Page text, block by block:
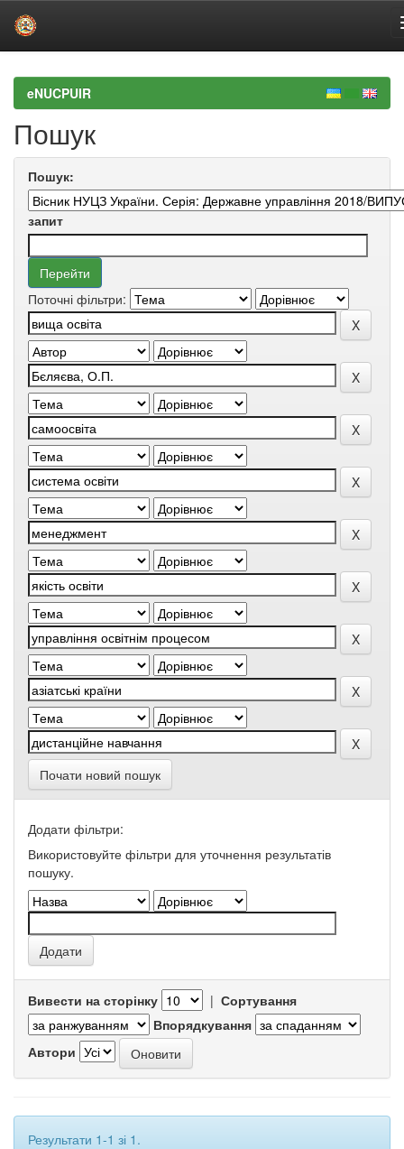
navigationeNUCPUIR
Пошук
Пошук:
запит
Поточні фільтри:
Почати новий пошук
Додати фільтри:
Використовуйте фільтри для уточнення результатів
пошуку.
Вивести на сторінку | Сортування
Впорядкування
Автори
Результати 1-1 зі 1.